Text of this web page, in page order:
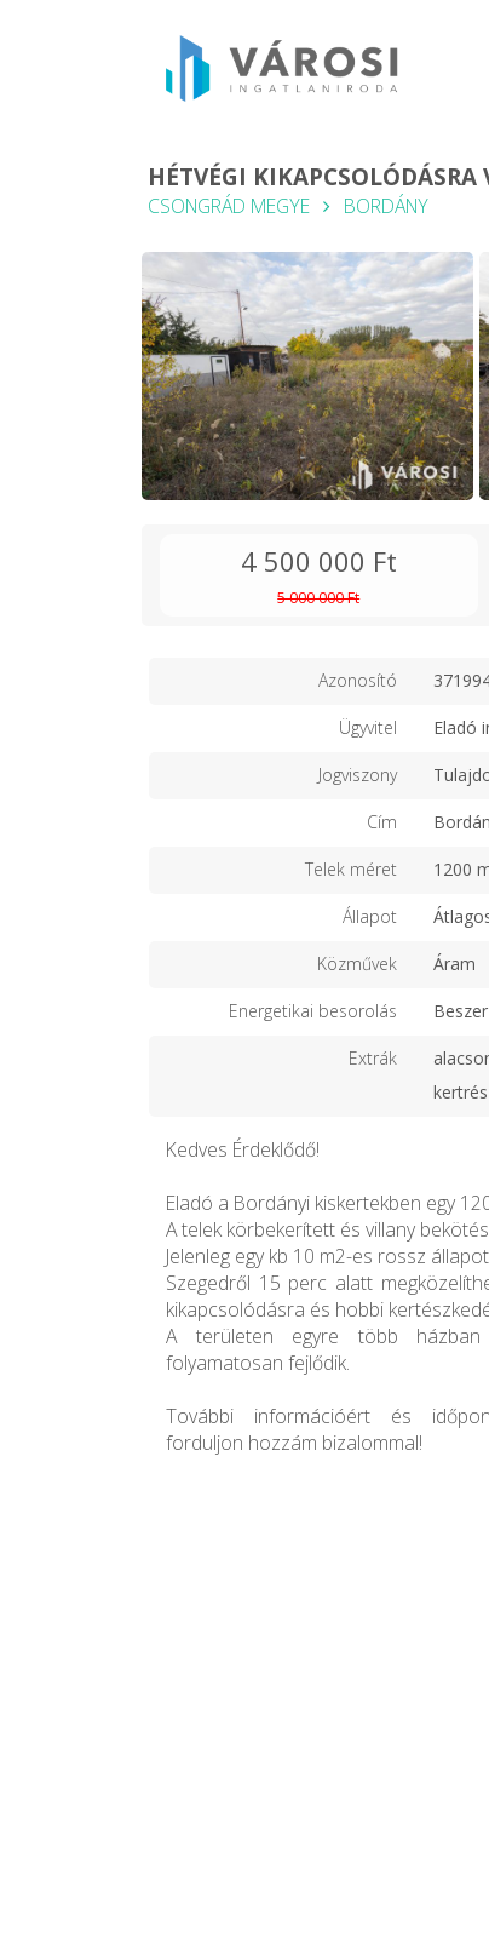
HÉTVÉGI
CSONGRÁD MEGYE BORDÁNY
4 500 000 Ft
5 000 000 Ft
Azonosító
Ügyvitel Eladó
Jogviszony
Cím
Telek méret 1200
Állapot
Közművek Áram
Energetikai besorolás
Extrák
Kedves Érdeklődő!
Eladó a Bordányi kiskertekben egy
A telek körbekerített és villany
Jelenleg egy kb 10 m2-es rossz
Szegedről 15 perc alatt
kikapcsolódásra és hobbi
A területen egyre több
folyamatosan fejlődik.
További információért és
forduljon hozzám bizalommal!